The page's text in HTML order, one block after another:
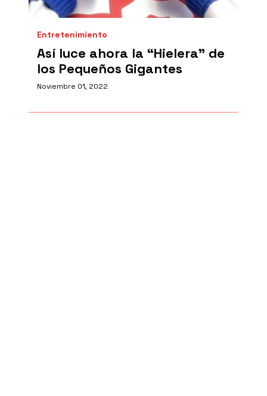
Entretenimiento
Así luce ahora la “Hielera” de
los Pequeños Gigantes
Noviembre 01, 2022